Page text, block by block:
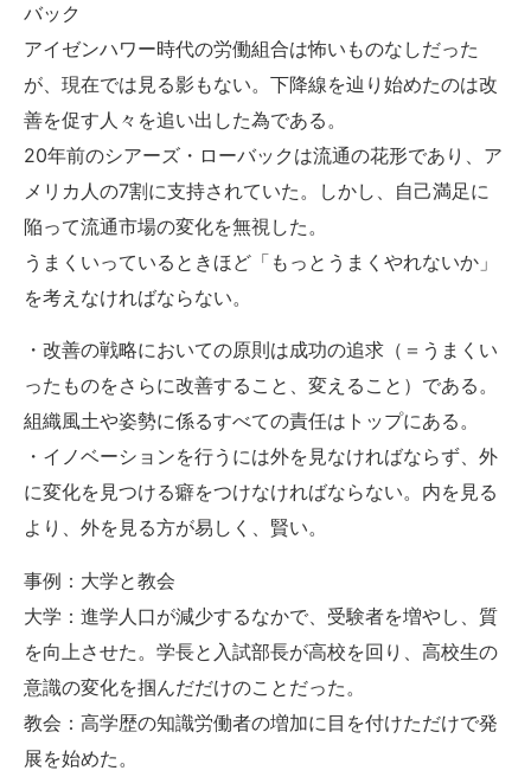
バック
アイゼンハワー時代の労働組合は怖いものなしだった
が、現在では見る影もない。下降線を辿り始めたのは改
善を促す人々を追い出した為である。
20年前のシアーズ・ローバックは流通の花形であり、ア
メリカ人の7割に支持されていた。しかし、自己満足に
陥って流通市場の変化を無視した。
うまくいっているときほど「もっとうまくやれないか」
を考えなければならない。
・改善の戦略においての原則は成功の追求（＝うまくい
ったものをさらに改善すること、変えること）である。
組織風土や姿勢に係るすべての責任はトップにある。
・イノベーションを行うには外を見なければならず、外
に変化を見つける癖をつけなければならない。内を見る
より、外を見る方が易しく、賢い。
事例：大学と教会
大学：進学人口が減少するなかで、受験者を増やし、質
を向上させた。学長と入試部長が高校を回り、高校生の
意識の変化を掴んだだけのことだった。
教会：高学歴の知識労働者の増加に目を付けただけで発
展を始めた。